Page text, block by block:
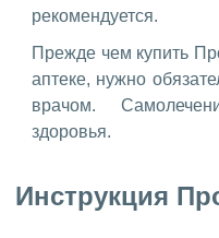
рекомендуется.
Прежде чем купить
аптеке, нужно
врачом.
здоровья.
Инструкция